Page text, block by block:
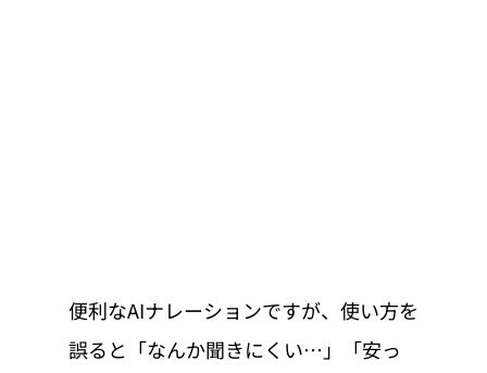
便利なAIナレーションですが、使い方を
誤ると「なんか聞きにくい…」「安っ